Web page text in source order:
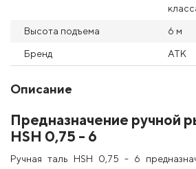
Высота подъема 6 м
Бренд АТК
Описание
Предназначение ручной
HSH 0,75 - 6
Ручная таль HSH 0,75 - 6